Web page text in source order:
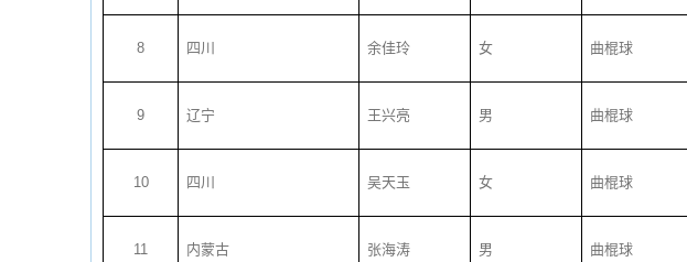
8 四川 余佳玲 女 曲棍球
9 辽宁 王兴亮 男 曲棍球
10 四川 吴天玉 女 曲棍球
11 内蒙古 张海涛 男 曲棍球